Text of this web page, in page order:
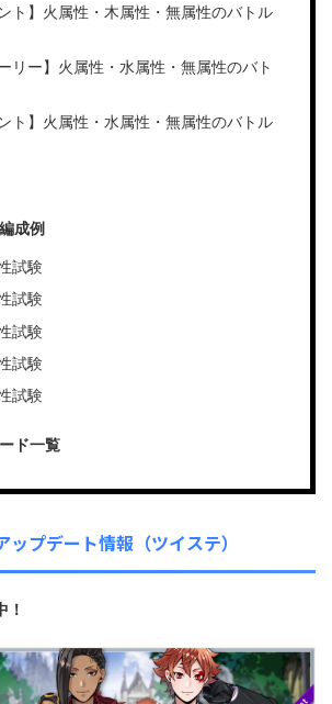
ント】火属性・木属性・無属性のバトル
ーリー】火属性・水属性・無属性のバト
ント】火属性・水属性・無属性のバトル
成例
試験
試験
試験
試験
試験
ド一覧
ップデート情報（ツイステ）
！